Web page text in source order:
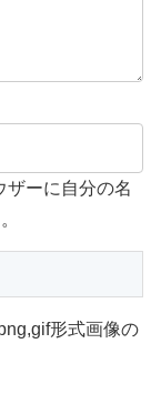
ザーに自分の名
形式画像の